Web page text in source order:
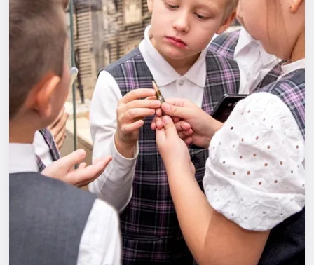
Города
Площадки
Артисты
Рейтинги